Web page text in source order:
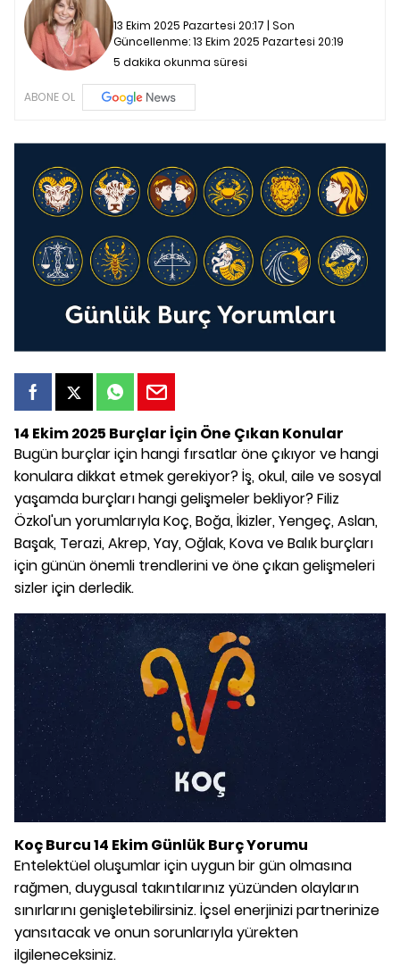
13 Ekim 2025 Pazartesi 20:17 | Son
Güncellenme:13 Ekim 2025 Pazartesi 20:19
5 dakika okunma süresi
ABONE OL
14 Ekim 2025 Burçlar İçin Öne Çıkan Konular
Bugün burçlar için hangi fırsatlar öne çıkıyor ve hangi
konulara dikkat etmek gerekiyor? İş, okul, aile ve sosyal
yaşamda burçları hangi gelişmeler bekliyor? Filiz
Özkol'un yorumlarıyla Koç, Boğa, İkizler, Yengeç, Aslan,
Başak, Terazi, Akrep, Yay, Oğlak, Kova ve Balık burçları
için günün önemli trendlerini ve öne çıkan gelişmeleri
sizler için derledik.
Koç Burcu 14 Ekim Günlük Burç Yorumu
Entelektüel oluşumlar için uygun bir gün olmasına
rağmen, duygusal takıntılarınız yüzünden olayların
sınırlarını genişletebilirsiniz. İçsel enerjinizi partnerinize
yansıtacak ve onun sorunlarıyla yürekten
ilgileneceksiniz.